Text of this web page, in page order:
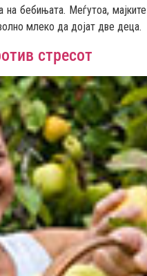
бебињата. Меѓутоа,
млеко да дојат две деца.
стресот